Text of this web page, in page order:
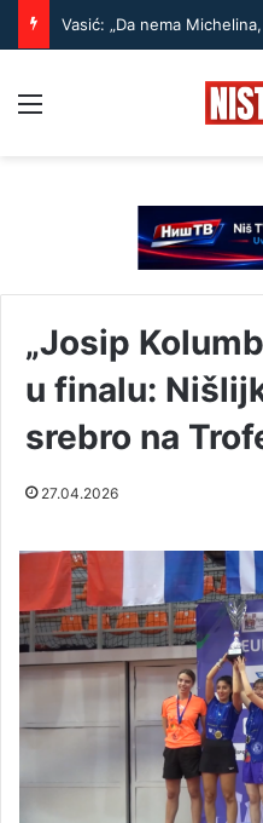
Vasić: „Da nema
„Josip
u finalu:
srebro na
27.04.2026